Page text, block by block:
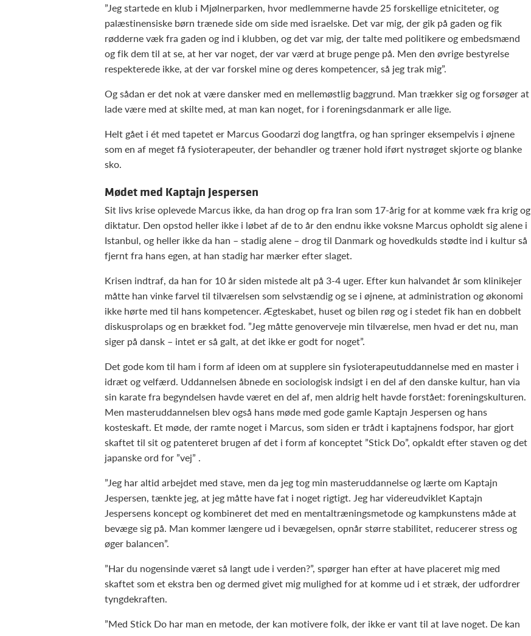
”Jeg startede en klub i Mjølnerparken, hvor medlemmerne havde 25 forskellige etniciteter, og
palæstinensiske børn trænede side om side med israelske. Det var mig, der gik på gaden og fik
rødderne væk fra gaden og ind i klubben, og det var mig, der talte med politikere og embedsmænd
og fik dem til at se, at her var noget, der var værd at bruge penge på. Men den øvrige bestyrelse
respekterede ikke, at der var forskel mine og deres kompetencer, så jeg trak mig”.
Og sådan er det nok at være dansker med en mellemøstlig baggrund. Man trækker sig og forsøger at
lade være med at skilte med, at man kan noget, for i foreningsdanmark er alle lige.
Helt gået i ét med tapetet er Marcus Goodarzi dog langtfra, og han springer eksempelvis i øjnene
som en af meget få fysioterapeuter, der behandler og træner hold iført nystrøget skjorte og blanke
sko.
Mødet med Kaptajn Jespersen
Sit livs krise oplevede Marcus ikke, da han drog op fra Iran som 17-årig for at komme væk fra krig og
diktatur. Den opstod heller ikke i løbet af de to år den endnu ikke voksne Marcus opholdt sig alene i
Istanbul, og heller ikke da han – stadig alene – drog til Danmark og hovedkulds stødte ind i kultur så
fjernt fra hans egen, at han stadig har mærker efter slaget.
Krisen indtraf, da han for 10 år siden mistede alt på 3-4 uger. Efter kun halvandet år som klinikejer
måtte han vinke farvel til tilværelsen som selvstændig og se i øjnene, at administration og økonomi
ikke hørte med til hans kompetencer. Ægteskabet, huset og bilen røg og i stedet fik han en dobbelt
diskusprolaps og en brækket fod. ”Jeg måtte genoverveje min tilværelse, men hvad er det nu, man
siger på dansk – intet er så galt, at det ikke er godt for noget”.
Det gode kom til ham i form af ideen om at supplere sin fysioterapeutuddannelse med en master i
idræt og velfærd. Uddannelsen åbnede en sociologisk indsigt i en del af den danske kultur, han via
sin karate fra begyndelsen havde været en del af, men aldrig helt havde forstået: foreningskulturen.
Men masteruddannelsen blev også hans møde med gode gamle Kaptajn Jespersen og hans
kosteskaft. Et møde, der ramte noget i Marcus, som siden er trådt i kaptajnens fodspor, har gjort
skaftet til sit og patenteret brugen af det i form af konceptet ”Stick Do”, opkaldt efter staven og det
japanske ord for ”vej” .
”Jeg har altid arbejdet med stave, men da jeg tog min masteruddannelse og lærte om Kaptajn
Jespersen, tænkte jeg, at jeg måtte have fat i noget rigtigt. Jeg har videreudviklet Kaptajn
Jespersens koncept og kombineret det med en mentaltræningsmetode og kampkunstens måde at
bevæge sig på. Man kommer længere ud i bevægelsen, opnår større stabilitet, reducerer stress og
øger balancen”.
”Har du nogensinde været så langt ude i verden?”, spørger han efter at have placeret mig med
skaftet som et ekstra ben og dermed givet mig mulighed for at komme ud i et stræk, der udfordrer
tyngdekraften.
”Med Stick Do har man en metode, der kan motivere folk, der ikke er vant til at lave noget. De kan